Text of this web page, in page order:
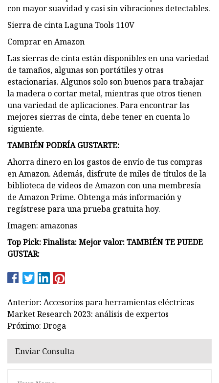
con mayor suavidad y casi sin vibraciones detectables.
Sierra de cinta Laguna Tools 110V
Comprar en Amazon
Las sierras de cinta están disponibles en una variedad
de tamaños, algunas son portátiles y otras
estacionarias. Algunos solo son buenos para trabajar
la madera o cortar metal, mientras que otros tienen
una variedad de aplicaciones. Para encontrar las
mejores sierras de cinta, debe tener en cuenta lo
siguiente.
TAMBIÉN PODRÍA GUSTARTE:
Ahorra dinero en los gastos de envío de tus compras
en Amazon. Además, disfrute de miles de títulos de la
biblioteca de videos de Amazon con una membresía
de Amazon Prime. Obtenga más información y
regístrese para una prueba gratuita hoy.
Imagen: amazonas
Top Pick: Finalista: Mejor valor: TAMBIÉN TE PUEDE
GUSTAR:
Anterior: Accesorios para herramientas eléctricas
Market Research 2023: análisis de expertos
Próximo: Droga
Enviar Consulta